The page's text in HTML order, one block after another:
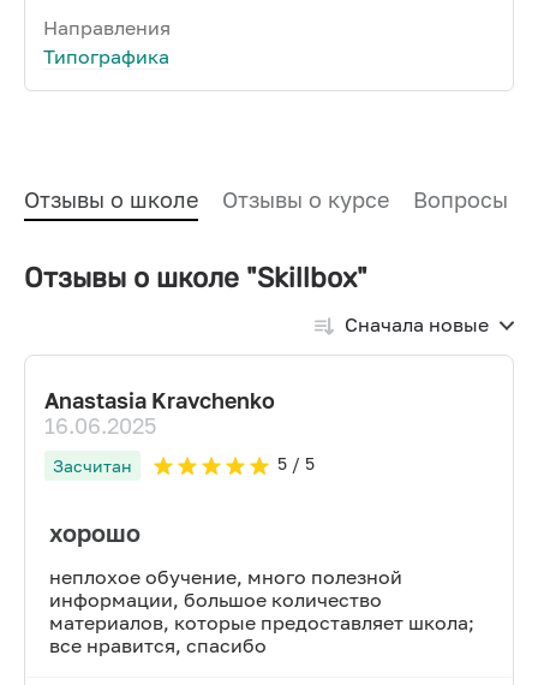
Направления
Типографика
Отзывы о школе Отзывы о курсе Вопросы и
Отзывы о школе "Skillbox"
Сначала новые
Anastasia Kravchenko
16.06.2025
Засчитан 5/ 5
хорошо
неплохое обучение, много полезной
информации, большое количество
материалов, которые предоставляет школа;
все нравится, спасибо